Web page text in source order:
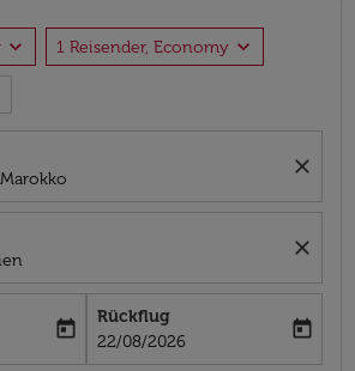
expand_more 1 Reisender, Economy expand_more
close
close
date-aria-label
today
Rückflug
fc-booking-return-date-aria-label
22/08/2026
today